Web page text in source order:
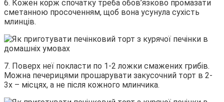
6. Кожен корж спочатку треба обов’язково промазати
сметанною просоченням, щоб вона усунула сухість
млинців.
7. Поверх неї покласти по 1-2 ложки смажених грибів.
Можна печерицями прошарувати закусочний торт в 2-
3х – місцях, а не після кожного млинчика.